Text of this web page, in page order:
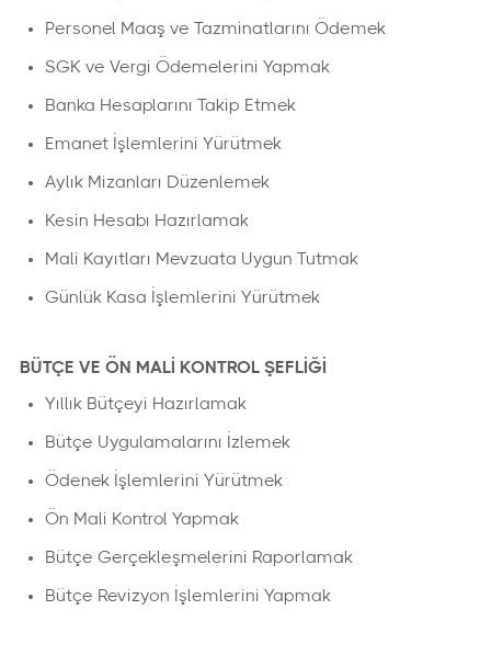
Personel Maaş ve Tazminatlarını Ödemek
SGK ve Vergi Ödemelerini Yapmak
Banka Hesaplarını Takip Etmek
Emanet İşlemlerini Yürütmek
Aylık Mizanları Düzenlemek
Kesin Hesabı Hazırlamak
Mali Kayıtları Mevzuata Uygun Tutmak
Günlük Kasa İşlemlerini Yürütmek
BÜTÇE VE ÖN MALİ KONTROL ŞEFLİĞİ
Yıllık Bütçeyi Hazırlamak
Bütçe Uygulamalarını İzlemek
Ödenek İşlemlerini Yürütmek
Ön Mali Kontrol Yapmak
Bütçe Gerçekleşmelerini Raporlamak
Bütçe Revizyon İşlemlerini Yapmak